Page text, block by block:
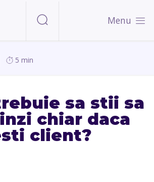
Menu
5 min
sa stii sa
chiar daca
client?